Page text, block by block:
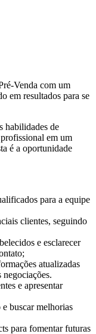
Venda com um
em resultados para se
habilidades de
em um
é a oportunidade
para a equipe
clientes, seguindo
e esclarecer
atualizadas
negociações.
e apresentar
buscar melhorias
para fomentar futuras